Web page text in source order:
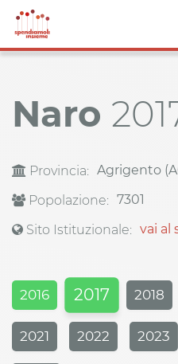
Naro
Provincia: Agrigento
Popolazione: 7301
Sito Istituzionale: vai al
2016 2017 2018
2021 2022 2023